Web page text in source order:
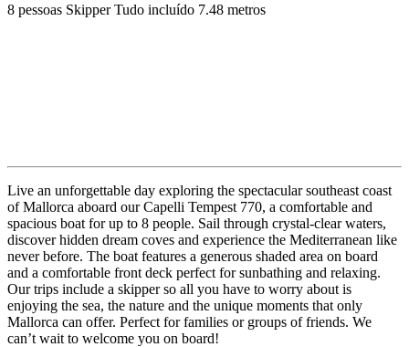
8 pessoas Skipper Tudo incluído 7.48 metros
Descrição
Live an unforgettable day exploring the spectacular southeast coast
of Mallorca aboard our Capelli Tempest 770, a comfortable and
spacious boat for up to 8 people. Sail through crystal-clear waters,
discover hidden dream coves and experience the Mediterranean like
never before. The boat features a generous shaded area on board
and a comfortable front deck perfect for sunbathing and relaxing.
Our trips include a skipper so all you have to worry about is
enjoying the sea, the nature and the unique moments that only
Mallorca can offer. Perfect for families or groups of friends. We
can’t wait to welcome you on board!